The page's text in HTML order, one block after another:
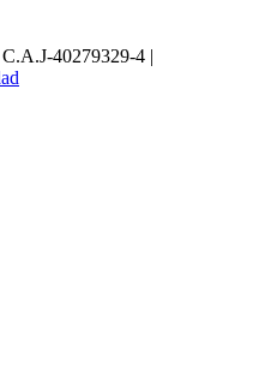
C.A.J-40279329-4 |